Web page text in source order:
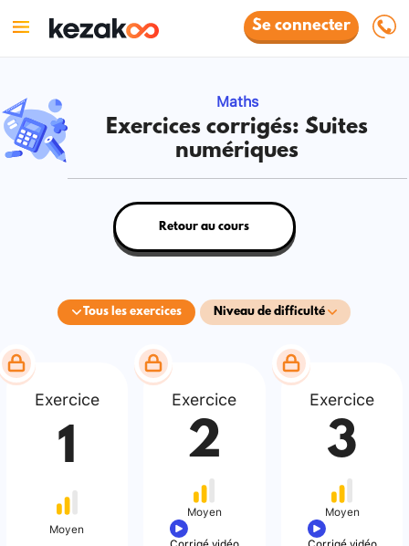
Se connecter
Maths
Exercices corrigés: Suites
numériques
Tous les exercices Niveau de difficulté
Retour au cours
Exercice
1
Moyen
Exercice
2
Moyen
Exercice
3
Moyen